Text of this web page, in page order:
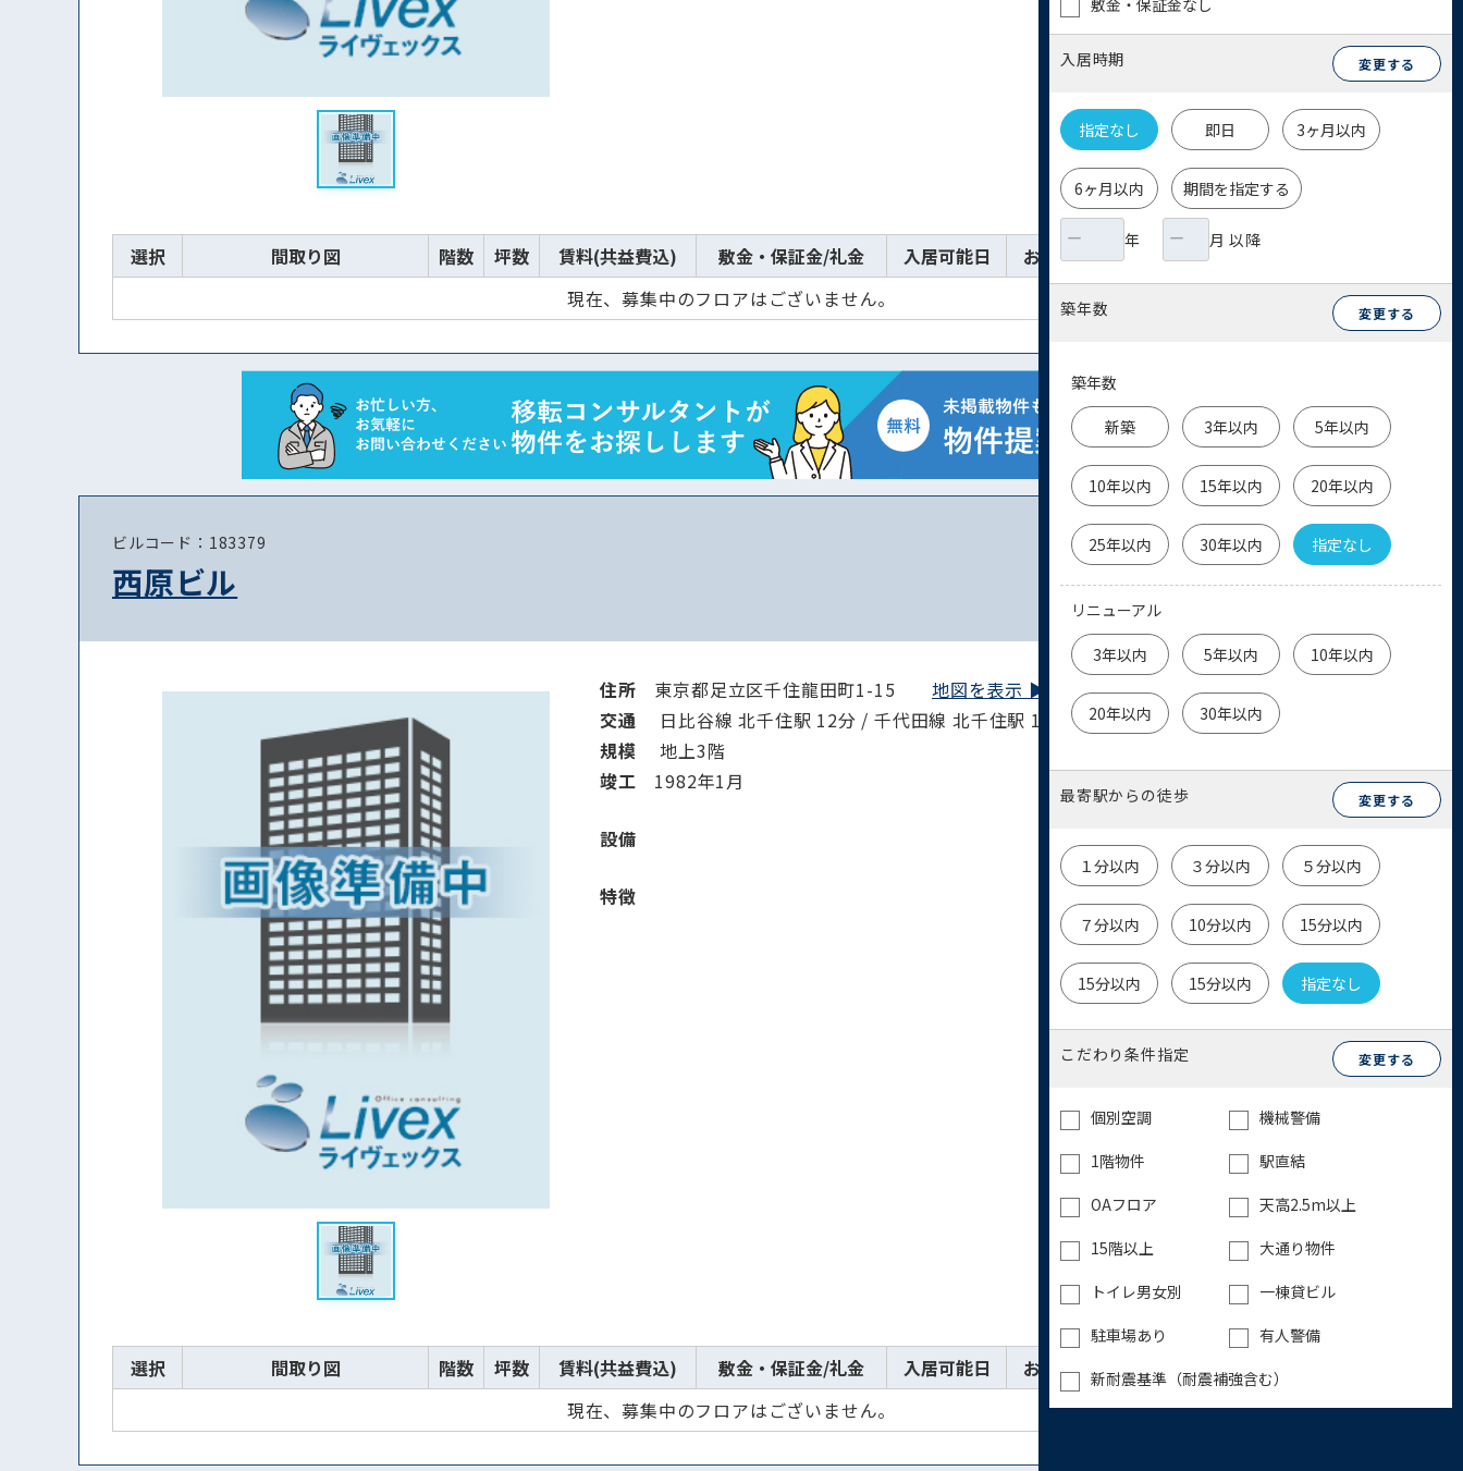
敷金・保証金なし
入居時期 変更する
指定なし 即日 3ヶ月以内
6ヶ月以内 期間を指定する
年 月 以降
築年数 変更する
築年数
新築 3年以内 5年以内
10年以内 15年以内 20年以内
25年以内 30年以内 指定なし
リニューアル
3年以内 5年以内 10年以内
20年以内 30年以内
最寄駅からの徒歩 変更する
１分以内 ３分以内 ５分以内
７分以内 10分以内 15分以内
15分以内 15分以内 指定なし
こだわり条件指定 変更する
個別空調
機械警備
1階物件
駅直結
OAフロア
天高2.5m以上
15階以上
大通り物件
トイレ男女別
一棟貸ビル
駐車場あり
有人警備
新耐震基準（耐震補強含む）
選択 間取り図 階数 坪数 賃料(共益費込) 敷金・保証金/礼金 入居可能日 お気に入り 詳細
お問い合わせ
現在、募集中のフロアはございません。
ビルコード：183379
西原ビル
住所 東京都足立区千住龍田町1-15地図を表示 ▶︎
交通
日比谷線 北千住駅 12分 / 千代田線 北千住駅 12分
規模
地上3階
竣⼯ 1982年1月
設備
特徴
選択 間取り図 階数 坪数 賃料(共益費込) 敷金・保証金/礼金 入居可能日 お気に入り 詳細
お問い合わせ
現在、募集中のフロアはございません。